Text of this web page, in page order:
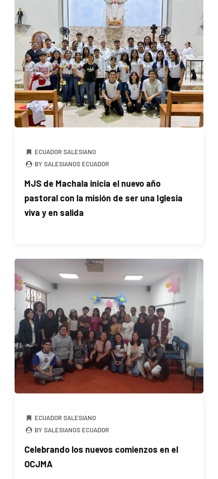
ECUADOR SALESIANO
BY SALESIANOS ECUADOR
MJS de Machala inicia el nuevo año
pastoral con la misión de ser una Iglesia
viva y en salida
ECUADOR SALESIANO
BY SALESIANOS ECUADOR
Celebrando los nuevos comienzos en el
OCJMA